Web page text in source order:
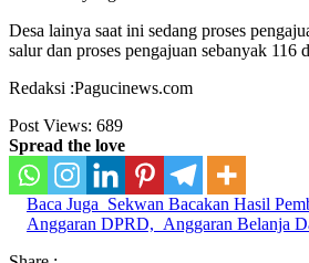
Desa lainya saat ini sedang proses
salur dan proses pengajuan sebanyak 116
Redaksi :Pagucinews.com
Post Views: 689
Spread the love
Baca Juga Sekwan Bacakan Hasil
Anggaran DPRD, Anggaran Belanja